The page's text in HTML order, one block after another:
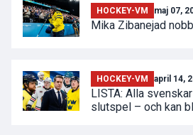
HOCKEY-VM maj 07,
Mika Zibanejad
HOCKEY-VM april 14,
LISTA: Alla
slutspel – och kan